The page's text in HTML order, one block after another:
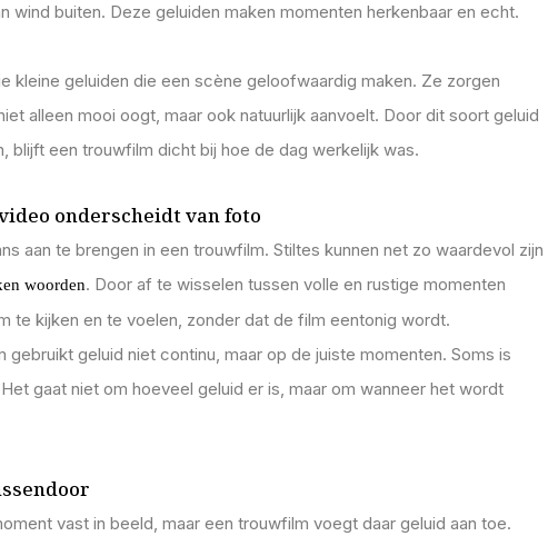
wind buiten. Deze geluiden maken momenten herkenbaar en echt.
kleine geluiden die een scène geloofwaardig maken. Ze zorgen
alleen mooi oogt, maar ook natuurlijk aanvoelt. Door dit soort geluid
blijft een trouwfilm dicht bij hoe de dag werkelijk was.
onderscheidt van foto
aan te brengen in een trouwfilm. Stiltes kunnen net zo waardevol zijn
woorden. Door af te wisselen tussen volle en rustige momenten
te kijken en te voelen, zonder dat de film eentonig wordt.
gebruikt geluid niet continu, maar op de juiste momenten. Soms is
gaat niet om hoeveel geluid er is, maar om wanneer het wordt
vast in beeld, maar een trouwfilm voegt daar geluid aan toe.